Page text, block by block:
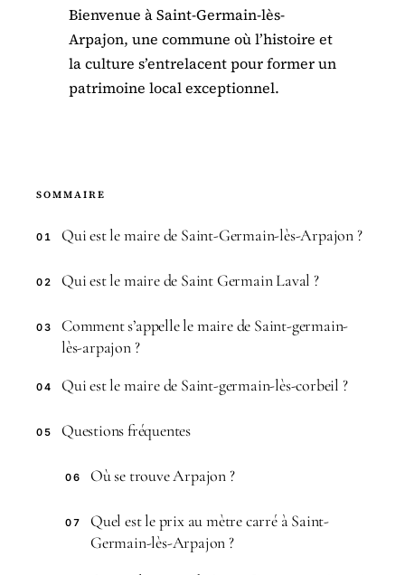
Bienvenue à Saint-Germain-lès-
Arpajon, une commune où l’histoire et
la culture s’entrelacent pour former un
patrimoine local exceptionnel.
SOMMAIRE
01 Qui est le maire de Saint-Germain-lès-Arpajon ?
02 Qui est le maire de Saint Germain Laval ?
03
Comment s’appelle le maire de Saint-germain-
lès-arpajon ?
04 Qui est le maire de Saint-germain-lès-corbeil ?
05 Questions fréquentes
06 Où se trouve Arpajon ?
07
Quel est le prix au mètre carré à Saint-
Germain-lès-Arpajon ?